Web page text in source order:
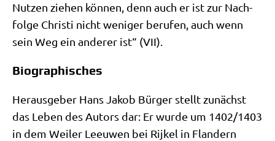
Nut­zen zie­hen kön­nen, denn auch er ist zur Nach­
fol­ge Chri­sti nicht weni­ger beru­fen, auch wenn
sein Weg ein ande­rer ist“ (VII).
Biographisches
Her­aus­ge­ber Hans Jakob Bür­ger stellt zunächst
das Leben des Autors dar: Er wur­de um 1402/​1403
in dem Wei­ler Lee­u­wen bei Rijkel in Flan­dern